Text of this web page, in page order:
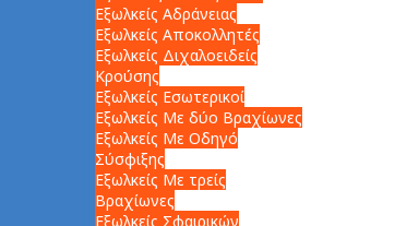
Εξωλκείς Αδράνειας
Εξωλκείς Αποκολλητές
Εξωλκείς Διχαλοειδείς
Κρούσης
Εξωλκείς Εσωτερικοί
Εξωλκείς Με δύο Βραχίωνες
Εξωλκείς Με Οδηγό
Σύσφιξης
Εξωλκείς Με τρείς
Βραχίωνες
Εξωλκείς Σφαιρικών